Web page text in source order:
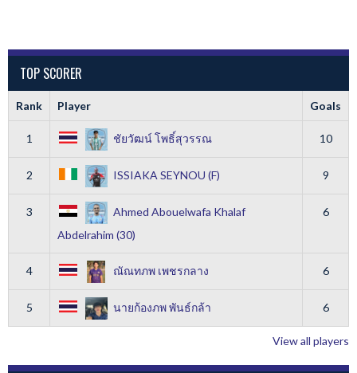
TOP SCORER
Rank Player Goals
1 ชัยวัฒน์ โพธิ์สุวรรณ 10
2 ISSIAKA SEYNOU (F) 9
3
Ahmed Abouelwafa Khalaf
Abdelrahim (30)
6
4 ณัณทภพ เพชรกลาง 6
5 นายก้องภพ พันธ์กล้า 6
View all players